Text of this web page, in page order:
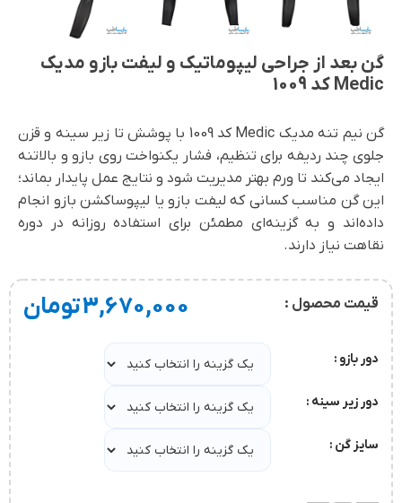
گن بعد از جراحی لیپوماتیک و لیفت بازو مدیک
Medic کد 1009
گن نیم تنه مدیک Medic کد 1009 با پوشش تا زیر سینه و قزن
جلوی چند ردیفه برای تنظیم، فشار یکنواخت روی بازو و بالاتنه
ایجاد می‌کند تا ورم بهتر مدیریت شود و نتایج عمل پایدار بماند؛
این گن مناسب کسانی که لیفت بازو یا لیپوساکشن بازو انجام
داده‌اند و به گزینه‌ای مطمئن برای استفاده روزانه در دوره
نقاهت نیاز دارند.
قیمت محصول : 3,670,000تومان
دور بازو
دور زیر سینه
سایز گن